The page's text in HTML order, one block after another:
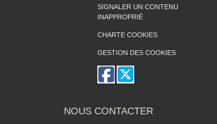
SIGNALER UN CONTENU
INAPPROPRIÉ
CHARTE COOKIES
GESTION DES COOKIES
NOUS CONTACTER